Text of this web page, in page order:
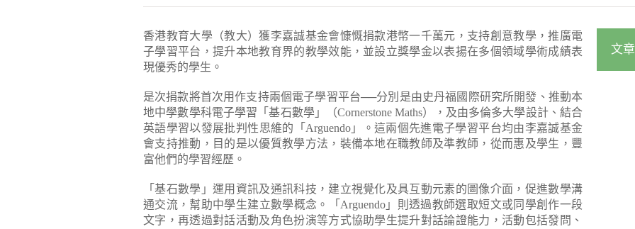
香港教育大學（教大）獲李嘉誠基金會慷慨捐款港幣一千萬元，支持創意教學，推廣電
子學習平台，提升本地教育界的教學效能，並設立獎學金以表揚在多個領域學術成績表
現優秀的學生。
是次捐款將首次用作支持兩個電子學習平台──分別是由史丹福國際研究所開發、推動本
地中學數學科電子學習「基石數學」（Cornerstone Maths），及由多倫多大學設計、結合
英語學習以發展批判性思維的「Arguendo」。這兩個先進電子學習平台均由李嘉誠基金
會支持推動，目的是以優質教學方法，裝備本地在職教師及準教師，從而惠及學生，豐
富他們的學習經歷。
「基石數學」運用資訊及通訊科技，建立視覺化及具互動元素的圖像介面，促進數學溝
通交流，幫助中學生建立數學概念。「Arguendo」則透過教師選取短文或同學創作一段
文字，再透過對話活動及角色扮演等方式協助學生提升對話論證能力，活動包括發問、
文